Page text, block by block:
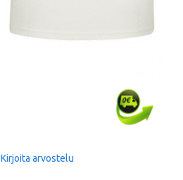
Kirjoita arvostelu